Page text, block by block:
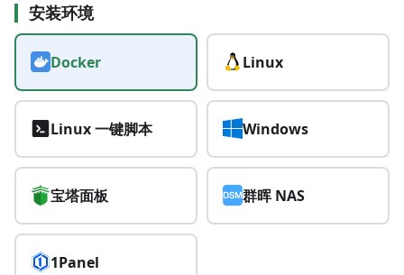
安装环境
Docker Linux
Linux 一键脚本 Windows
宝塔面板 群晖 NAS
1Panel